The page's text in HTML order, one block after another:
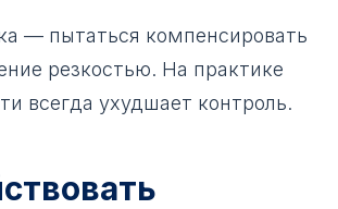
— пытаться компенсировать
резкостью. На практике
всегда ухудшает контроль.